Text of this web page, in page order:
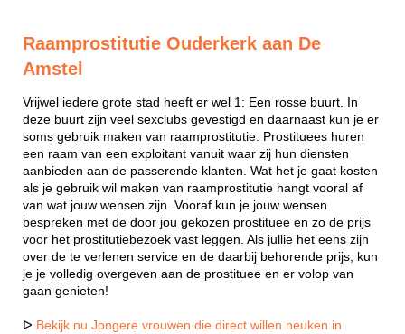
Raamprostitutie Ouderkerk aan De
Amstel
Vrijwel iedere grote stad heeft er wel 1: Een rosse buurt. In
deze buurt zijn veel sexclubs gevestigd en daarnaast kun je er
soms gebruik maken van raamprostitutie. Prostituees huren
een raam van een exploitant vanuit waar zij hun diensten
aanbieden aan de passerende klanten. Wat het je gaat kosten
als je gebruik wil maken van raamprostitutie hangt vooral af
van wat jouw wensen zijn. Vooraf kun je jouw wensen
bespreken met de door jou gekozen prostituee en zo de prijs
voor het prostitutiebezoek vast leggen. Als jullie het eens zijn
over de te verlenen service en de daarbij behorende prijs, kun
je je volledig overgeven aan de prostituee en er volop van
gaan genieten!
ᐅ Bekijk nu Jongere vrouwen die direct willen neuken in